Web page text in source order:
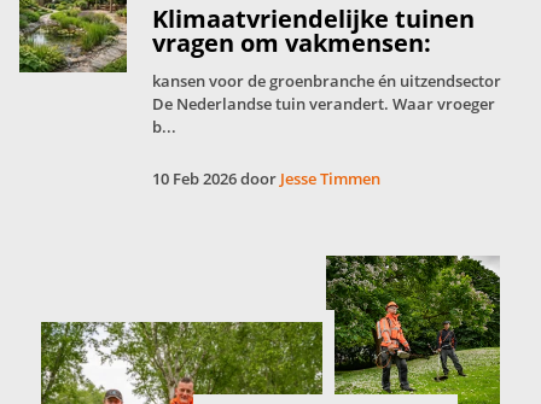
Klimaatvriendelijke tuinen
vragen om vakmensen:
kansen voor de groenbranche én uitzendsector
De Nederlandse tuin verandert. Waar vroeger
b...
10 Feb 2026 door Jesse Timmen